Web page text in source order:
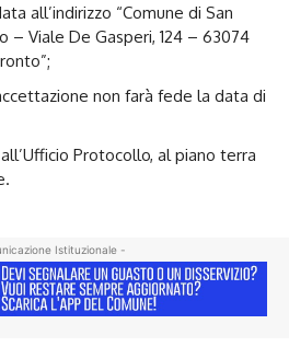
all’indirizzo “Comune di San
Viale De Gasperi, 124 – 63074
non farà fede la data di
Protocollo, al piano terra
Istituzionale -